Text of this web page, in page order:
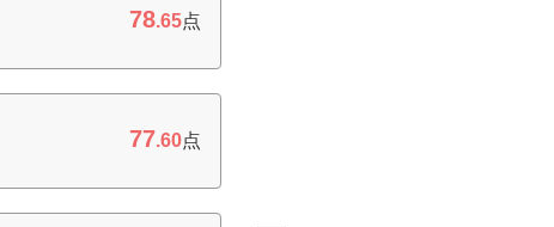
78.65点
77.60点